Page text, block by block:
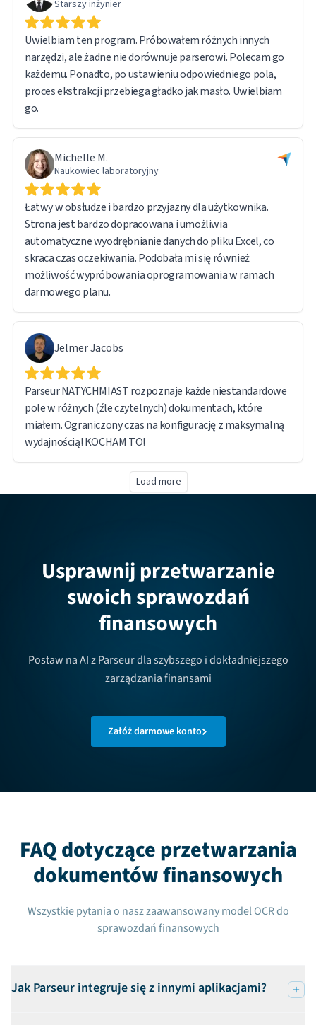
Starszy inżynier
Uwielbiam ten program. Próbowałem różnych innych
narzędzi, ale żadne nie dorównuje parserowi. Polecam go
każdemu. Ponadto, po ustawieniu odpowiedniego pola,
proces ekstrakcji przebiega gładko jak masło. Uwielbiam
go.
Michelle M.
Naukowiec laboratoryjny
Łatwy w obsłudze i bardzo przyjazny dla użytkownika.
Strona jest bardzo dopracowana i umożliwia
automatyczne wyodrębnianie danych do pliku Excel, co
skraca czas oczekiwania. Podobała mi się również
możliwość wypróbowania oprogramowania w ramach
darmowego planu.
Jelmer Jacobs
Parseur NATYCHMIAST rozpoznaje każde niestandardowe
pole w różnych (źle czytelnych) dokumentach, które
miałem. Ograniczony czas na konfigurację z maksymalną
wydajnością! KOCHAM TO!
Load more
Usprawnij przetwarzanie
swoich sprawozdań
finansowych
Postaw na AI z Parseur dla szybszego i dokładniejszego
zarządzania finansami
Załóż darmowe konto
FAQ dotyczące przetwarzania
dokumentów finansowych
Wszystkie pytania o nasz zaawansowany model OCR do
sprawozdań finansowych
Jak Parseur integruje się z innymi aplikacjami?